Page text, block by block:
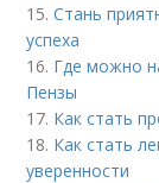
15.Стань
успеха
16. Где можно
Пензы
17. Как стать
18. Как стать
уверенности